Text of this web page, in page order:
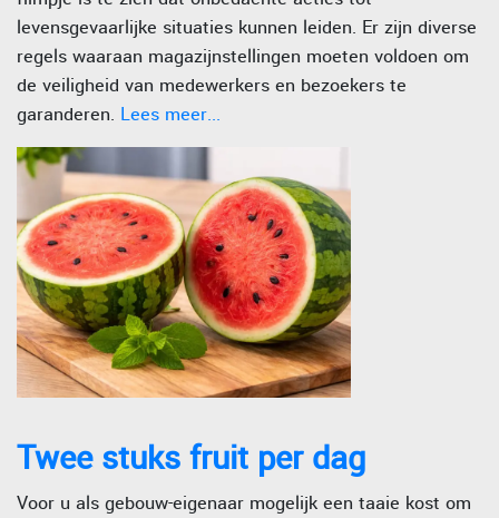
levensgevaarlijke situaties kunnen leiden. Er zijn diverse
regels waaraan magazijnstellingen moeten voldoen om
de veiligheid van medewerkers en bezoekers te
garanderen. Lees meer...
Twee stuks fruit per dag
Voor u als gebouw-eigenaar mogelijk een taaie kost om